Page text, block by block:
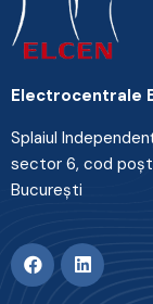
Electrocentrale
Splaiul
sector 6, cod
Bucureşti